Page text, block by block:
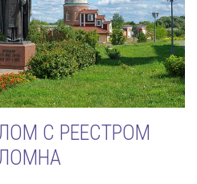
С РЕЕСТРОМ